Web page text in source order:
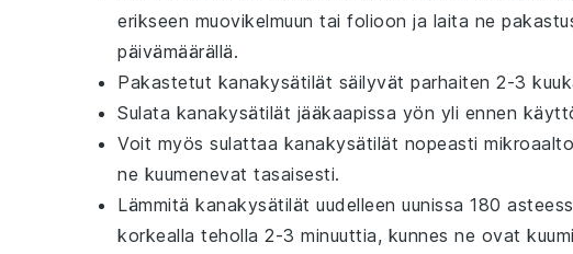
erikseen muovikelmuun tai folioon ja laita ne
päivämäärällä.
Pakastetut kanakysätilät säilyvät parhaiten 2-3
Sulata kanakysätilät jääkaapissa yön yli ennen
Voit myös sulattaa kanakysätilät nopeasti
ne kuumenevat tasaisesti.
Lämmitä kanakysätilät uudelleen uunissa 180
korkealla teholla 2-3 minuuttia, kunnes ne ovat